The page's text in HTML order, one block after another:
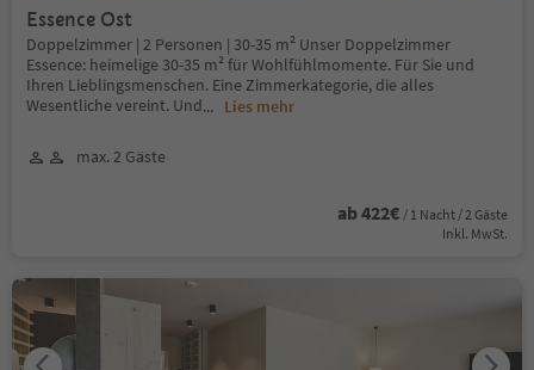
Essence Ost
Doppelzimmer | 2 Personen | 30-35 m² Unser Doppelzimmer
Essence: heimelige 30-35 m² für Wohlfühlmomente. Für Sie und
Ihren Lieblingsmenschen. Eine Zimmerkategorie, die alles
Wesentliche vereint. Und... Lies mehr
max. 2 Gäste
ab 422€ / 1 Nacht / 2 Gäste
Inkl. MwSt.